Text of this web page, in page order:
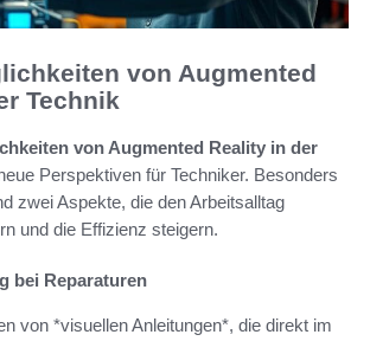
von Augmented
Technik
von Augmented Reality in der
Perspektiven für Techniker. Besonders
zwei Aspekte, die den Arbeitsalltag
und die Effizienz steigern.
bei Reparaturen
von *visuellen Anleitungen*, die direkt im